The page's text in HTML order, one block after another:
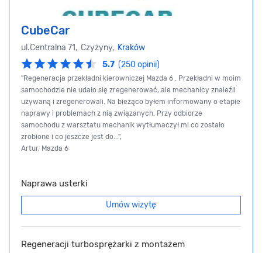
CubeCar
ul.Centralna 71, Czyżyny, Kraków
5.7 (250 opinii)
"Regeneracja przekładni kierowniczej Mazda 6 . Przekładni w moim
samochodzie nie udało się zregenerować, ale mechanicy znaleźli
używaną i zregenerowali. Na bieżąco byłem informowany o etapie
naprawy i problemach z nią związanych. Przy odbiorze
samochodu z warsztatu mechanik wytłumaczył mi co zostało
zrobione i co jeszcze jest do...",
Artur, Mazda 6
Naprawa usterki
Umów wizytę
Regeneracji turbosprężarki z montażem